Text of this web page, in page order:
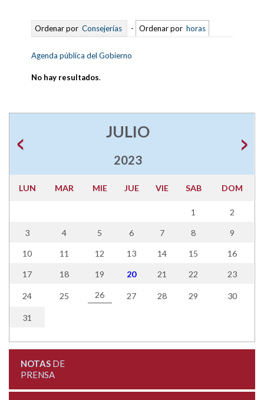
Ordenar por Consejerías - Ordenar por horas
Agenda pública del Gobierno
No hay resultados.
JULIO
2023
LUN MAR MIE JUE VIE SAB DOM
1 2
3 4 5 6 7 8 9
10 11 12 13 14 15 16
17 18 19 20 21 22 23
24 25 26 27 28 29 30
31
NOTASDE
PRENSA